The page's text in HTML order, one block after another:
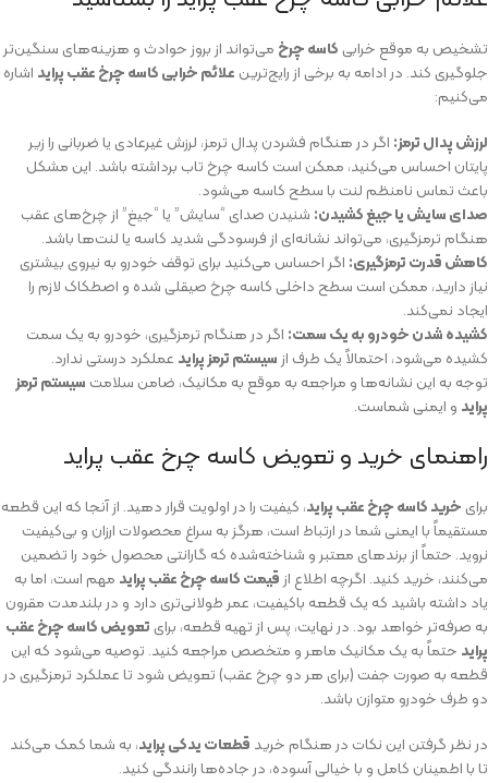
تشخیص به موقع خرابی کاسه چرخ می‌تواند از بروز حوادث و هزینه‌های سنگین‌تر
جلوگیری کند. در ادامه به برخی از رایج‌ترین علائم خرابی کاسه چرخ عقب پراید اشاره
می‌کنیم:
لرزش پدال ترمز: اگر در هنگام فشردن پدال ترمز، لرزش غیرعادی یا ضربانی را زیر
پایتان احساس می‌کنید، ممکن است کاسه چرخ تاب برداشته باشد. این مشکل
باعث تماس نامنظم لنت با سطح کاسه می‌شود.
صدای سایش یا جیغ کشیدن: شنیدن صدای “سایش” یا “جیغ” از چرخ‌های عقب
هنگام ترمزگیری، می‌تواند نشانه‌ای از فرسودگی شدید کاسه یا لنت‌ها باشد.
کاهش قدرت ترمزگیری: اگر احساس می‌کنید برای توقف خودرو به نیروی بیشتری
نیاز دارید، ممکن است سطح داخلی کاسه چرخ صیقلی شده و اصطکاک لازم را
ایجاد نمی‌کند.
کشیده شدن خودرو به یک سمت: اگر در هنگام ترمزگیری، خودرو به یک سمت
کشیده می‌شود، احتمالاً یک طرف از سیستم ترمز پراید عملکرد درستی ندارد.
توجه به این نشانه‌ها و مراجعه به موقع به مکانیک، ضامن سلامت سیستم ترمز
پراید و ایمنی شماست.
راهنمای خرید و تعویض کاسه چرخ عقب پراید
برای خرید کاسه چرخ عقب پراید، کیفیت را در اولویت قرار دهید. از آنجا که این قطعه
مستقیماً با ایمنی شما در ارتباط است، هرگز به سراغ محصولات ارزان و بی‌کیفیت
نروید. حتماً از برندهای معتبر و شناخته‌شده که گارانتی محصول خود را تضمین
می‌کنند، خرید کنید. اگرچه اطلاع از قیمت کاسه چرخ عقب پراید مهم است، اما به
یاد داشته باشید که یک قطعه باکیفیت، عمر طولانی‌تری دارد و در بلندمدت مقرون
به صرفه‌تر خواهد بود. در نهایت، پس از تهیه قطعه، برای تعویض کاسه چرخ عقب
پراید حتماً به یک مکانیک ماهر و متخصص مراجعه کنید. توصیه می‌شود که این
قطعه به صورت جفت (برای هر دو چرخ عقب) تعویض شود تا عملکرد ترمزگیری در
دو طرف خودرو متوازن باشد.
در نظر گرفتن این نکات در هنگام خرید قطعات یدکی پراید، به شما کمک می‌کند
تا با اطمینان کامل و با خیالی آسوده، در جاده‌ها رانندگی کنید.